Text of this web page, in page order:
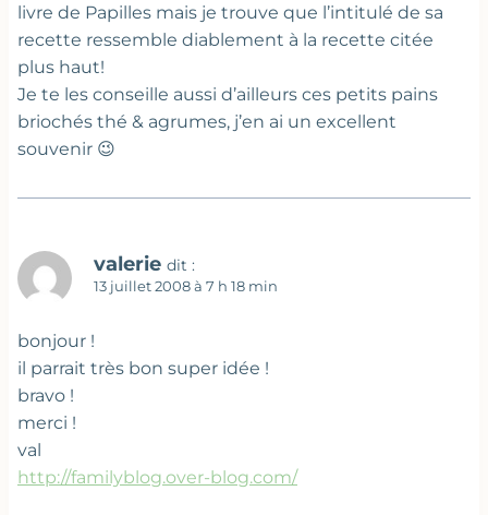
livre de Papilles mais je trouve que l’intitulé de sa
recette ressemble diablement à la recette citée
plus haut!
Je te les conseille aussi d’ailleurs ces petits pains
briochés thé & agrumes, j’en ai un excellent
souvenir 😉
valerie dit :
13 juillet 2008 à 7 h 18 min
bonjour !
il parrait très bon super idée !
bravo !
merci !
val
http://familyblog.over-blog.com/